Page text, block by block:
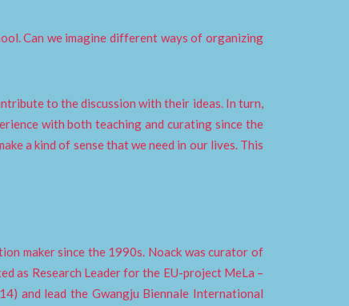
Can we imagine different ways of organizing
to the discussion with their ideas. In turn,
with both teaching and curating since the
a kind of sense that we need in our lives. This
maker since the 1990s. Noack was curator of
as Research Leader for the EU-project MeLa –
and lead the Gwangju Biennale International